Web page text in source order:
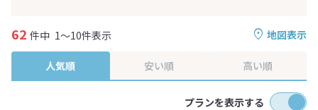
地図表示
62 件中 1～10件表示
人気順 安い順 高い順
プランを表示する